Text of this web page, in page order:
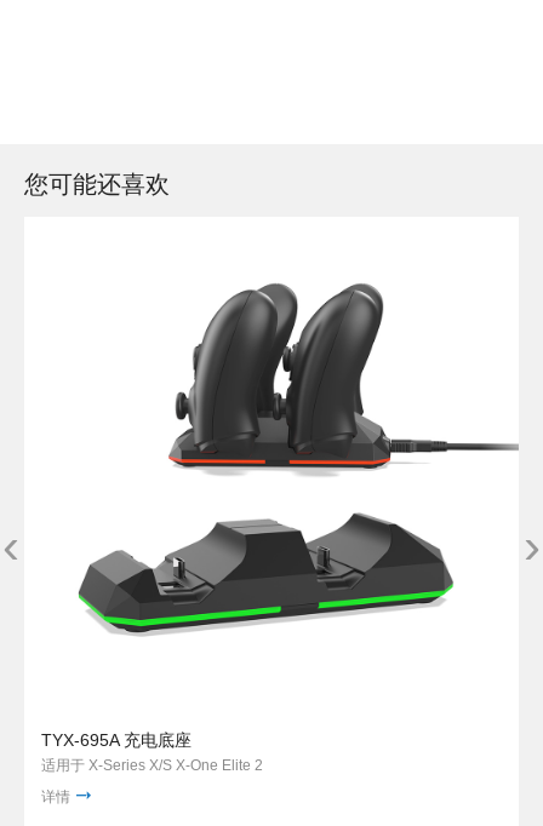
您可能还喜欢
TYX-695A 充电底座
适用于 X-Series X/S X-One Elite 2
详情
‹ ›